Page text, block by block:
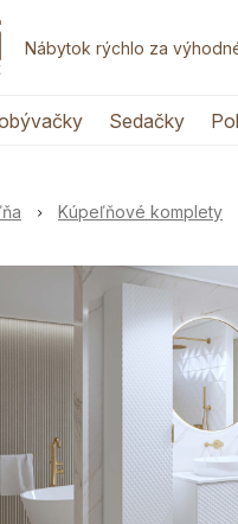
Nábytok rýchlo za
Sedačky
Kúpeľňové komplety